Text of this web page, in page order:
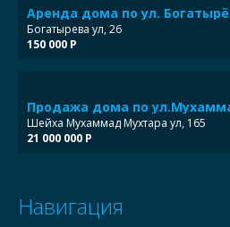
Аренда дома по ул.
Богатырева ул, 26
150 000 Р
Продажа дома по
Шейха Мухаммад Мухтара ул, 165
21 000 000 Р
Навигация